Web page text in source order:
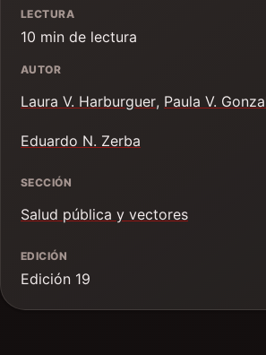
LECTURA
10 min de lectura
AUTOR
Laura V. Harburguer, Paula V.
Eduardo N. Zerba
SECCIÓN
Salud pública y vectores
EDICIÓN
Edición 19